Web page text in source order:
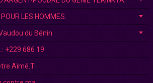
LES HOMMES.
du Bénin
: +229 686 19
Aimé.T